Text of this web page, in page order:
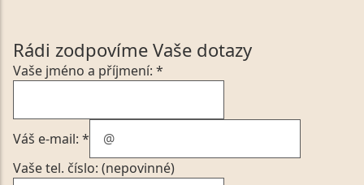
Rádi zodpovíme Vaše dotazy
Vaše jméno a příjmení: *
Váš e-mail: *
Vaše tel. číslo: (nepovinné)